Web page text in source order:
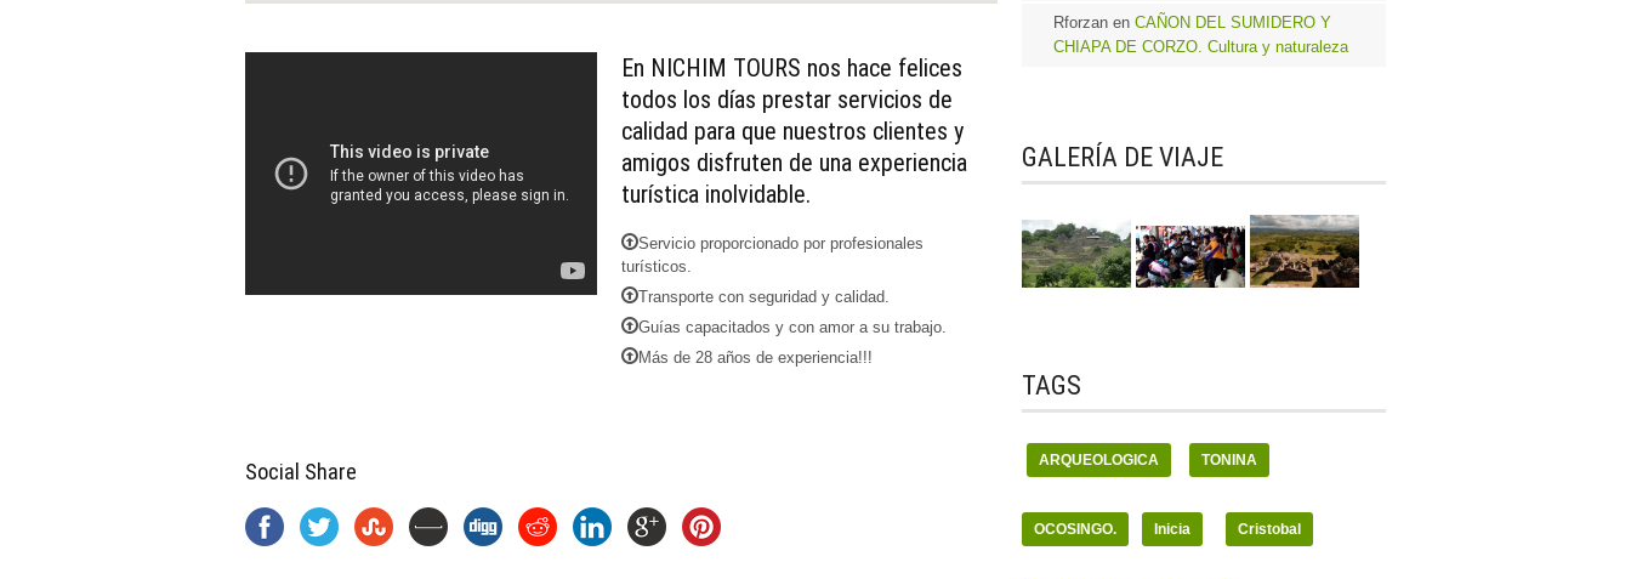
En NICHIM TOURS nos hace felices
todos los días prestar servicios de
calidad para que nuestros clientes y
amigos disfruten de una experiencia
turística inolvidable.
Servicio proporcionado por profesionales
turísticos.
Transporte con seguridad y calidad.
Guías capacitados y con amor a su trabajo.
Más de 28 años de experiencia!!!
Social Share
Rforzan en CAÑON DEL SUMIDERO Y
CHIAPA DE CORZO. Cultura y naturaleza
GALERÍA DE VIAJE
TAGS
ARQUEOLOGICA TONINA
OCOSINGO. Inicia Cristobal